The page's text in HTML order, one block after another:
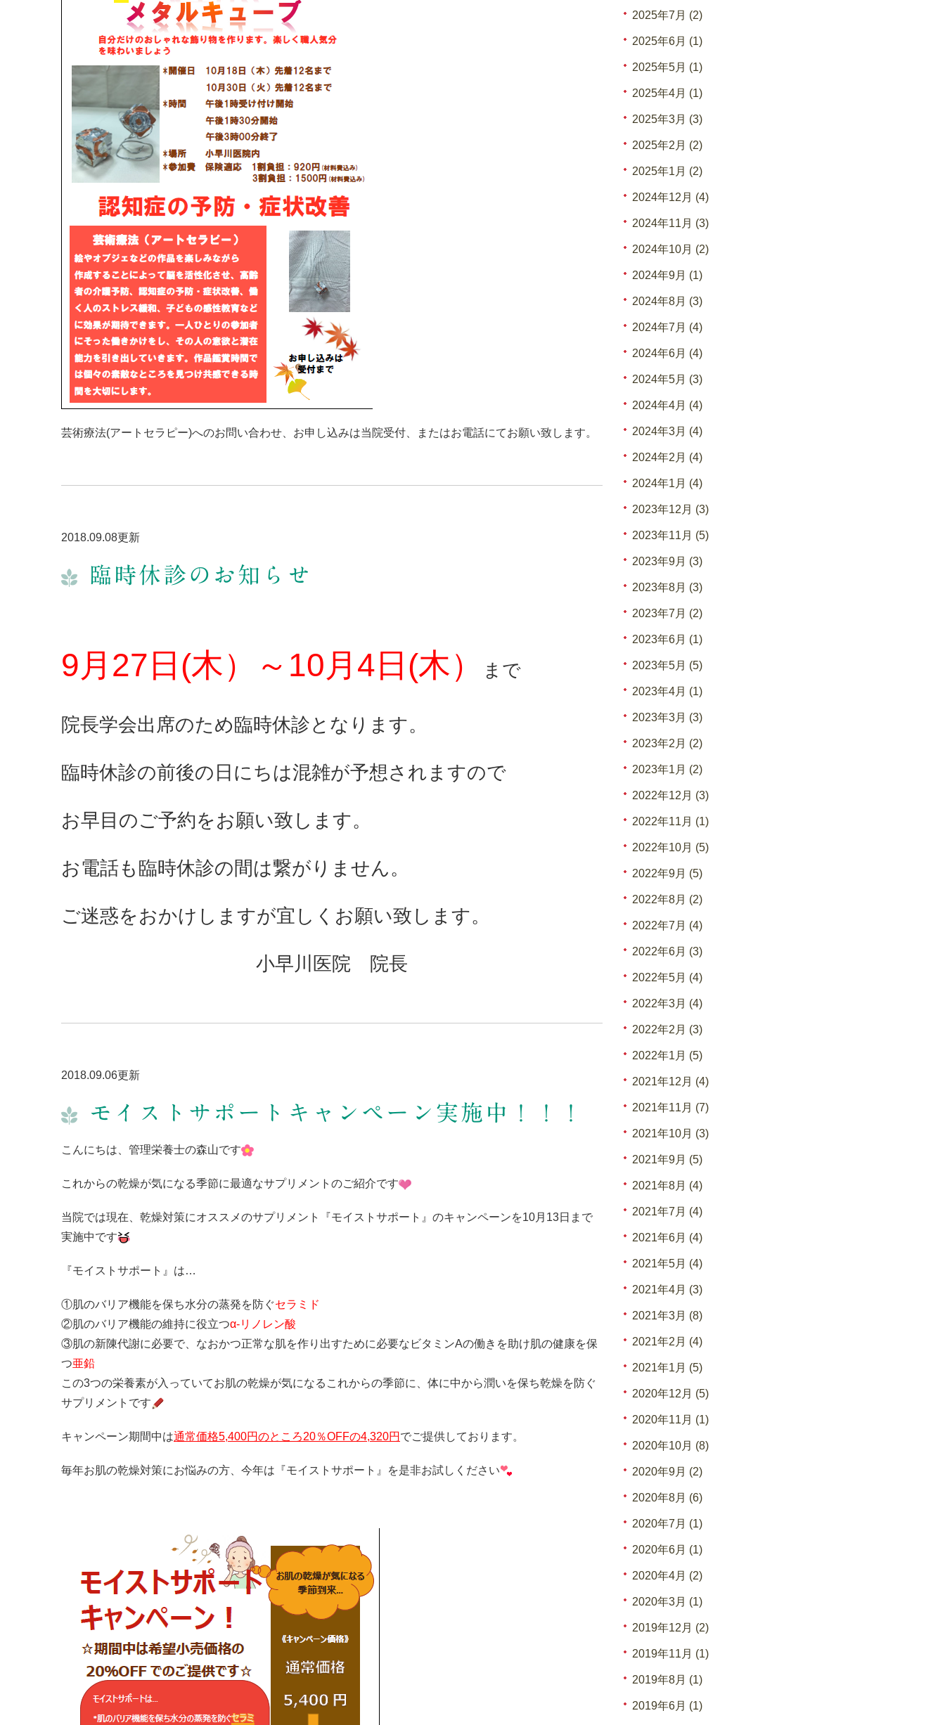
芸術療法(アートセラピー)へのお問い合わせ、お申し込みは当院受付、またはお電話にてお願い致します。
2018.09.08更新
臨時休診のお知らせ
9月27日(木）～10月4日(木） まで
院長学会出席のため臨時休診となります。
臨時休診の前後の日にちは混雑が予想されますので
お早目のご予約をお願い致します。
お電話も臨時休診の間は繋がりません。
ご迷惑をおかけしますが宜しくお願い致します。
小早川医院 院長
2018.09.06更新
モイストサポートキャンペーン実施中！！！
こんにちは、管理栄養士の森山です
これからの乾燥が気になる季節に最適なサプリメントのご紹介です
当院では現在、乾燥対策にオススメのサプリメント『モイストサポート』のキャンペーンを10月13日まで
実施中です
『モイストサポート』は…
①肌のバリア機能を保ち水分の蒸発を防ぐセラミド
②肌のバリア機能の維持に役立つα-リノレン酸
③肌の新陳代謝に必要で、なおかつ正常な肌を作り出すために必要なビタミンAの働きを助け肌の健康を保
つ亜鉛
この3つの栄養素が入っていてお肌の乾燥が気になるこれからの季節に、体に中から潤いを保ち乾燥を防ぐ
サプリメントです
キャンペーン期間中は通常価格5,400円のところ20％OFFの4,320円 でご提供しております。
毎年お肌の乾燥対策にお悩みの方、今年は『モイストサポート』を是非お試しください
2025年7月 (2)
2025年6月 (1)
2025年5月 (1)
2025年4月 (1)
2025年3月 (3)
2025年2月 (2)
2025年1月 (2)
2024年12月 (4)
2024年11月 (3)
2024年10月 (2)
2024年9月 (1)
2024年8月 (3)
2024年7月 (4)
2024年6月 (4)
2024年5月 (3)
2024年4月 (4)
2024年3月 (4)
2024年2月 (4)
2024年1月 (4)
2023年12月 (3)
2023年11月 (5)
2023年9月 (3)
2023年8月 (3)
2023年7月 (2)
2023年6月 (1)
2023年5月 (5)
2023年4月 (1)
2023年3月 (3)
2023年2月 (2)
2023年1月 (2)
2022年12月 (3)
2022年11月 (1)
2022年10月 (5)
2022年9月 (5)
2022年8月 (2)
2022年7月 (4)
2022年6月 (3)
2022年5月 (4)
2022年3月 (4)
2022年2月 (3)
2022年1月 (5)
2021年12月 (4)
2021年11月 (7)
2021年10月 (3)
2021年9月 (5)
2021年8月 (4)
2021年7月 (4)
2021年6月 (4)
2021年5月 (4)
2021年4月 (3)
2021年3月 (8)
2021年2月 (4)
2021年1月 (5)
2020年12月 (5)
2020年11月 (1)
2020年10月 (8)
2020年9月 (2)
2020年8月 (6)
2020年7月 (1)
2020年6月 (1)
2020年4月 (2)
2020年3月 (1)
2019年12月 (2)
2019年11月 (1)
2019年8月 (1)
2019年6月 (1)